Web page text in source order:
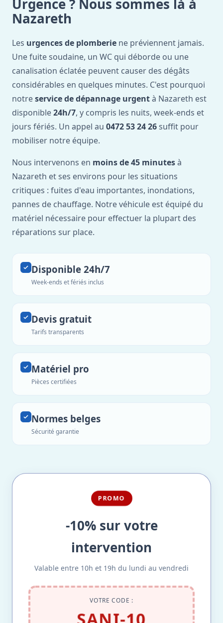
Urgence ? Nous sommes là à
Nazareth
Les urgences de plomberie ne préviennent jamais.
Une fuite soudaine, un WC qui déborde ou une
canalisation éclatée peuvent causer des dégâts
considérables en quelques minutes. C'est pourquoi
notreservice de dépannage urgentà Nazareth est
disponible24h/7, y compris les nuits, week-ends et
jours fériés. Un appel au 0472 53 24 26 suffit pour
mobiliser notre équipe.
Nous intervenons en moins de 45 minutesà
Nazareth et ses environs pour les situations
critiques : fuites d'eau importantes, inondations,
pannes de chauffage. Notre véhicule est équipé du
matériel nécessaire pour effectuer la plupart des
réparations sur place.
Disponible 24h/7
Week-ends et fériés inclus
Devis gratuit
Tarifs transparents
Matériel pro
Pièces certifiées
Normes belges
Sécurité garantie
PROMO
-10% sur votre
intervention
Valable entre 10h et 19h du lundi au vendredi
VOTRE CODE :